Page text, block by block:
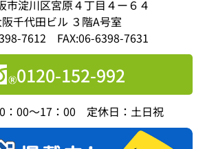
市淀川区宮原４丁目４ー６４
千代田ビル ３階A号室
7612 FAX:06-6398-7631
0120-152-992
：00～17：00 定休日：土日祝